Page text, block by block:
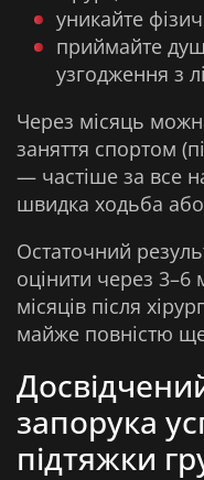
уникайте
приймайте
узгодження з
Через місяць
заняття спортом
— частіше за все
швидка ходьба
Остаточний
оцінити через 3–6
місяців після
майже повністю
запорука
підтяжки